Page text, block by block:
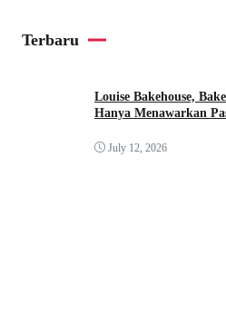
Terbaru
Louise Bakehouse,
Hanya Menawarkan
July 12, 2026